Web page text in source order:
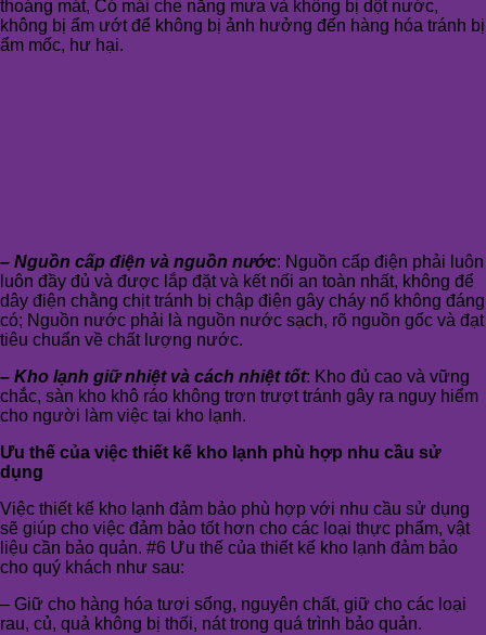
thoáng mát, Có mái che nắng mưa và không bị dột nước,
không bị ẩm ướt để không bị ảnh hưởng đến hàng hóa tránh bị
ẩm mốc, hư hại.
– Nguồn cấp điện và nguồn nước: Nguồn cấp điện phải luôn
luôn đầy đủ và được lắp đặt và kết nối an toàn nhất, không để
dây điện chằng chịt tránh bị chập điện gây cháy nổ không đáng
có; Nguồn nước phải là nguồn nước sạch, rõ nguồn gốc và đạt
tiêu chuẩn về chất lượng nước.
– Kho lạnh giữ nhiệt và cách nhiệt tốt: Kho đủ cao và vững
chắc, sàn kho khô ráo không trơn trượt tránh gây ra nguy hiểm
cho người làm việc tại kho lạnh.
Ưu thế của việc thiết kế kho lạnh phù hợp nhu cầu sử
dụng
Việc thiết kế kho lạnh đảm bảo phù hợp với nhu cầu sử dụng
sẽ giúp cho việc đảm bảo tốt hơn cho các loại thực phẩm, vật
liệu cần bảo quản. #6 Ưu thế của thiết kế kho lạnh đảm bảo
cho quý khách như sau:
– Giữ cho hàng hóa tươi sống, nguyên chất, giữ cho các loại
rau, củ, quả không bị thối, nát trong quá trình bảo quản.